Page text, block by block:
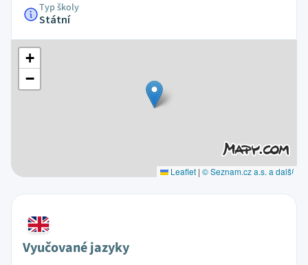
Typ školy
Státní
+
−
Leaflet | © Seznam.cz a.s. a další
Vyučované jazyky